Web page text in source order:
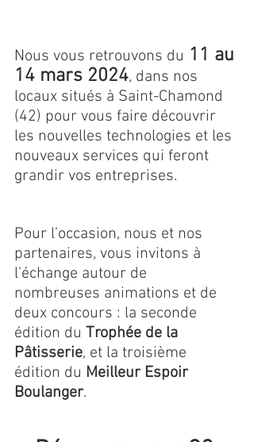
Nous vous retrouvons du 11 au
14 mars 2024, dans nos
locaux situés à Saint-Chamond
(42) pour vous faire découvrir
les nouvelles technologies et les
nouveaux services qui feront
grandir vos entreprises.
Pour l’occasion, nous et nos
partenaires, vous invitons à
l’échange autour de
nombreuses animations et de
deux concours : la seconde
édition du Trophée de la
Pâtisserie, et la troisième
édition du Meilleur Espoir
Boulanger.